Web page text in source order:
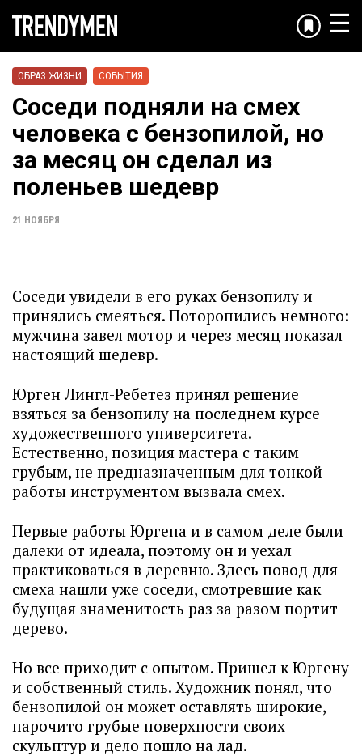
☰
ОБРАЗ ЖИЗНИ СОБЫТИЯ
Соседи подняли на смех
человека с бензопилой, но
за месяц он сделал из
поленьев шедевр
21 НОЯБРЯ
Соседи увидели в его руках бензопилу и
принялись смеяться. Поторопились немного:
мужчина завел мотор и через месяц показал
настоящий шедевр.
Юрген Лингл-Ребетез принял решение
взяться за бензопилу на последнем курсе
художественного университета.
Естественно, позиция мастера с таким
грубым, не предназначенным для тонкой
работы инструментом вызвала смех.
Первые работы Юргена и в самом деле были
далеки от идеала, поэтому он и уехал
практиковаться в деревню. Здесь повод для
смеха нашли уже соседи, смотревшие как
будущая знаменитость раз за разом портит
дерево.
Но все приходит с опытом. Пришел к Юргену
и собственный стиль. Художник понял, что
бензопилой он может оставлять широкие,
нарочито грубые поверхности своих
скульптур и дело пошло на лад.